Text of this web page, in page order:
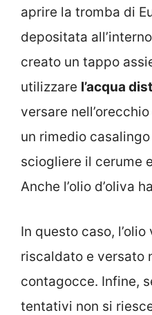
aprire la tromba di
depositata
creato un tappo
utilizzare l’acqua
versare
un rimedio
sciogliere il cerume
Anche l’olio d’oliva
In questo caso,
riscaldato e versato
contagocce. Infine,
tentativi non si